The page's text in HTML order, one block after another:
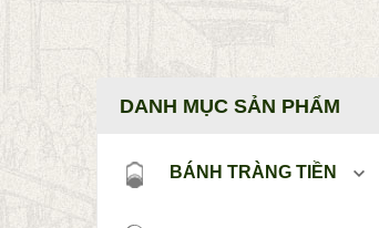
DANH MỤC SẢN PHẨM
BÁNH TRÀNG TIỀN